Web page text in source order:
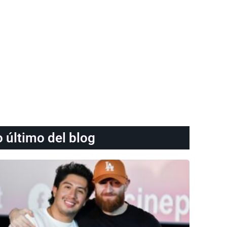
último del blog